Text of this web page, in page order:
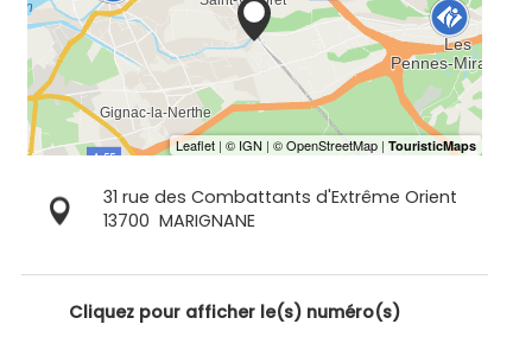
31 rue des Combattants d'Extrême Orient
13700 MARIGNANE
Cliquez pour afficher le(s) numéro(s)